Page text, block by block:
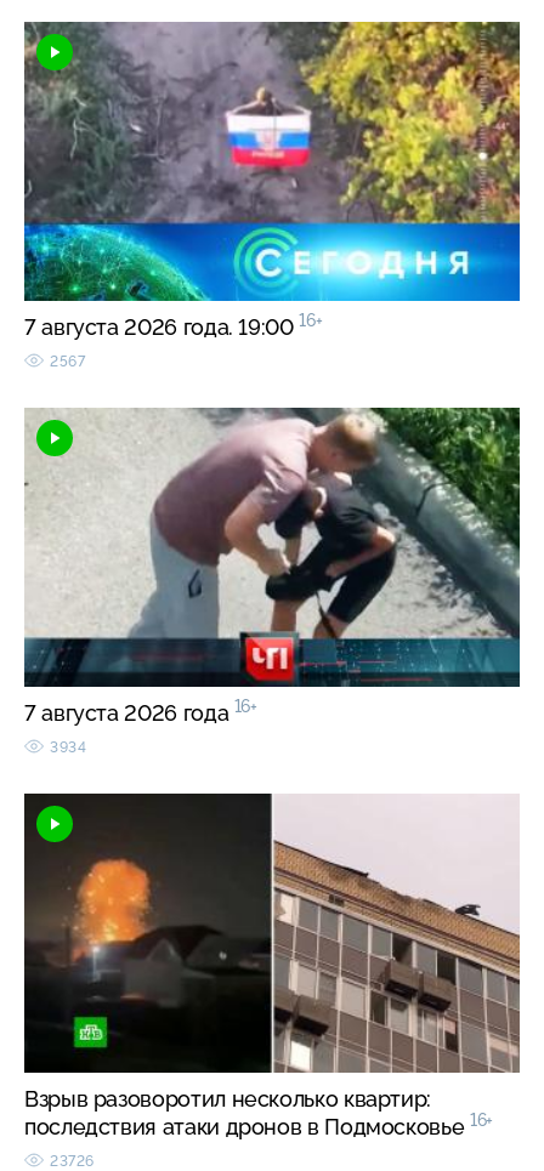
7 августа 2026 года. 19:00 16+
2567
7 августа 2026 года 16+
3934
Взрыв разоворотил несколько квартир:
последствия атаки дронов в Подмосковье 16+
23726